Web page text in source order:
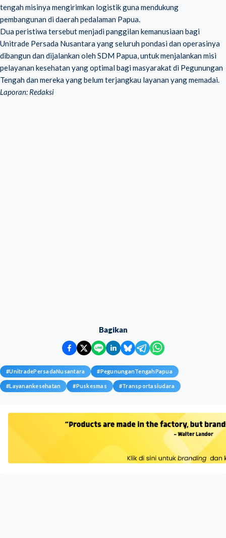
tengah misinya mengirimkan logistik guna mendukung
pembangunan di daerah pedalaman Papua.
Dua peristiwa tersebut menjadi panggilan kemanusiaan bagi
Unitrade Persada Nusantara yang seluruh pondasi dan operasinya
dibangun dan dijalankan oleh SDM Papua, untuk menjalankan misi
pelayanan kesehatan yang optimal bagi masyarakat di Pegunungan
Tengah dan mereka yang belum terjangkau layanan yang memadai.
Laporan: Redaksi
Bagikan
#UnitradePersadaNusantara #PegununganTengahPapua
#Layanankesehatan #Puskesmas #Transportasiudara